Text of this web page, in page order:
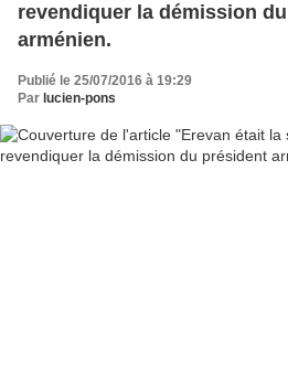
revendiquer la démission
arménien.
Publié le 25/07/2016 à 19:29
Par lucien-pons